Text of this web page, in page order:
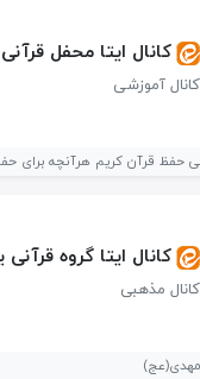
کانال ایتا محفل قرآنی
کانال آموزشی
حفظ قرآن کریم هرآنچه برای
کانال ایتا گروه
کانال مذهبی
مهدی(عج)